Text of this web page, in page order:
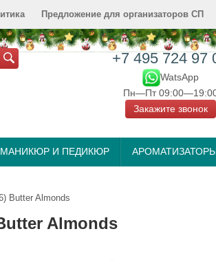
Предложение для организаторов СП
+7 495 724 97
WatsApp
Пн—Пт
Закажите звонок
МАНИКЮР И ПЕДИКЮР
Butter Almonds
Almonds